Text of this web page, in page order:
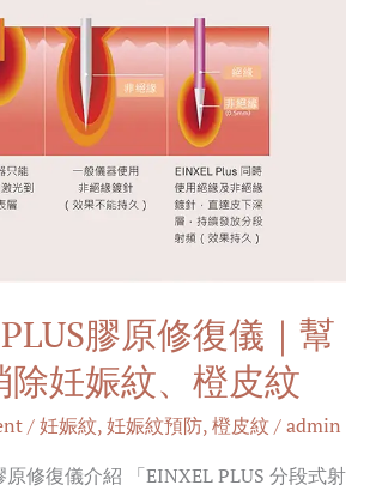
膠原修復儀｜幫
除妊娠紋、橙皮紋
/妊娠紋,妊娠紋預防,橙皮紋/admin
原修復儀介紹 「EINXEL PLUS 分段式射